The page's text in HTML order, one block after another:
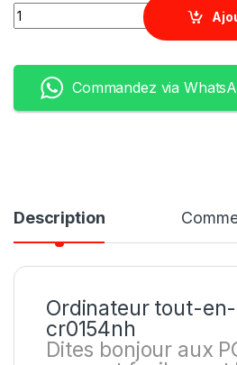
Quantity
Commandez via
Description
Ordinateur tout-
cr0154nh
Dites bonjour aux